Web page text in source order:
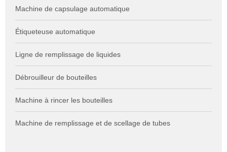
Machine de capsulage automatique
Étiqueteuse automatique
Ligne de remplissage de liquides
Débrouilleur de bouteilles
Machine à rincer les bouteilles
Machine de remplissage et de scellage de tubes